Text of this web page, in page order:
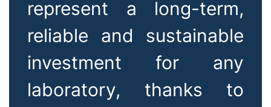
represent a long-term,
reliable and sustainable
investment for any
laboratory, thanks to